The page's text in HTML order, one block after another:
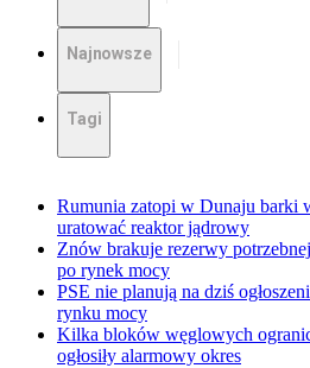
Najnowsze
Tagi
Rumunia zatopi w Dunaju barki
uratować reaktor jądrowy
Znów brakuje rezerwy
po rynek mocy
PSE nie planują na dziś
rynku mocy
Kilka bloków węglowych
ogłosiły alarmowy okres